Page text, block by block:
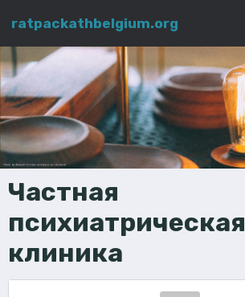
ratpackathbelgium.org
Частная
психиатрическая
клиника